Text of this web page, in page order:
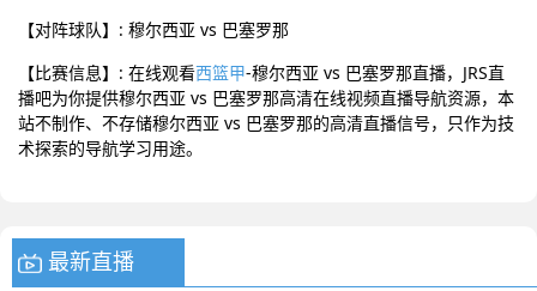
【对阵球队】: 穆尔西亚 vs 巴塞罗那
【比赛信息】: 在线观看西篮甲-穆尔西亚 vs 巴塞罗那直播，JRS直
播吧为你提供穆尔西亚 vs 巴塞罗那高清在线视频直播导航资源，本
站不制作、不存储穆尔西亚 vs 巴塞罗那的高清直播信号，只作为技
术探索的导航学习用途。
最新直播